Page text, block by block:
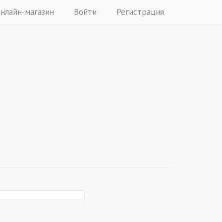
магазин Войти Регистрация